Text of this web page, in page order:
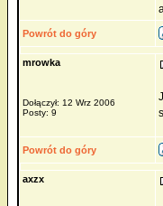
Powrót do góry
mrowka
Dołączył: 12 Wrz 2006
Posty: 9
Powrót do góry
axzx